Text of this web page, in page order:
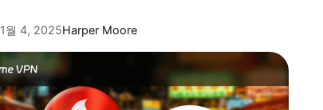
1월 4, 2025Harper Moore